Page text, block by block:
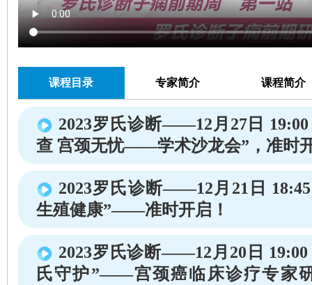
课程目录 专家简介 课程简介
2023罗氏诊断——12月27日 19:00
查 宫颈无忧——学术沙龙会”，准时
2023罗氏诊断——12月21日 18:45
生殖健康”——准时开启！
2023罗氏诊断——12月20日
氏守护”——宫颈癌临床诊疗专家